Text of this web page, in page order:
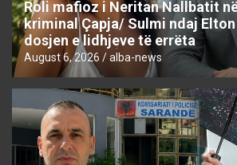
Roli mafioz i Neritan Nallbatit
kriminal Çapja/ Sulmi ndaj Elton
dosjen e lidhjeve të errëta
August 6, 2026 alba-news